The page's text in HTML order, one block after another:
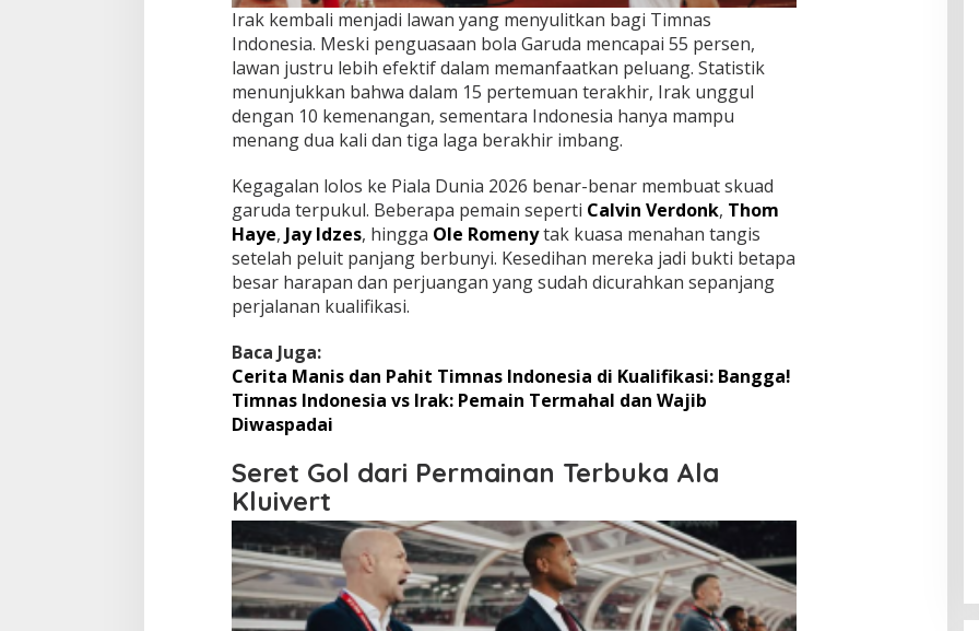
Irak kembali menjadi lawan yang menyulitkan bagi Timnas
Indonesia. Meski penguasaan bola Garuda mencapai 55 persen,
lawan justru lebih efektif dalam memanfaatkan peluang. Statistik
menunjukkan bahwa dalam 15 pertemuan terakhir, Irak unggul
dengan 10 kemenangan, sementara Indonesia hanya mampu
menang dua kali dan tiga laga berakhir imbang.
Kegagalan lolos ke Piala Dunia 2026 benar-benar membuat skuad
garuda terpukul. Beberapa pemain seperti Calvin Verdonk, Thom
Haye, Jay Idzes, hingga Ole Romenytak kuasa menahan tangis
setelah peluit panjang berbunyi. Kesedihan mereka jadi bukti betapa
besar harapan dan perjuangan yang sudah dicurahkan sepanjang
perjalanan kualifikasi.
Baca Juga:
Cerita Manis dan Pahit Timnas Indonesia di Kualifikasi: Bangga!
Timnas Indonesia vs Irak: Pemain Termahal dan Wajib
Diwaspadai
Seret Gol dari Permainan Terbuka Ala
Kluivert